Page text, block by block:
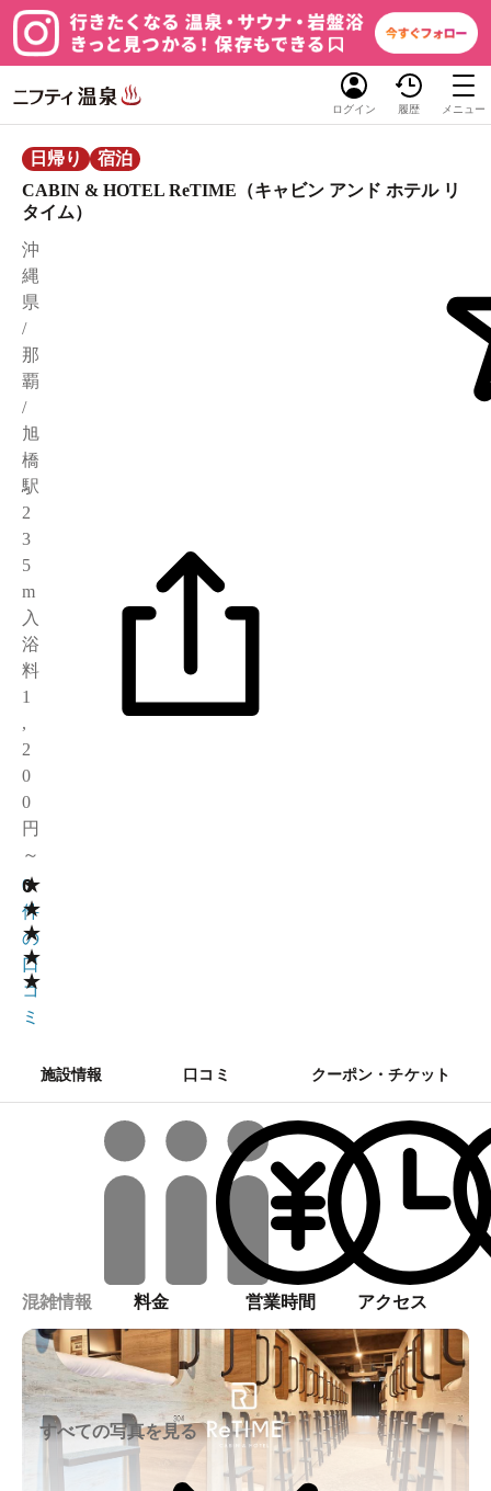
ログイン 履歴 メニュー
日帰り
宿泊
CABIN & HOTEL ReTIME（キャビン アンド ホテル リ
タイム）
沖
縄
県
/
那
覇
/
旭
橋
駅
2
3
5
m
入
浴
料
1
,
2
0
0
円
～
★
★
★
★
★
0
0
件
の
口
コ
ミ
施設情報 口コミ クーポン・チケット
混雑情報 料金 営業時間 アクセス
すべての写真を見る